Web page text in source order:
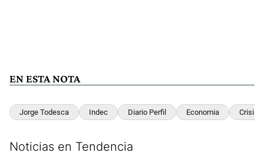
EN ESTA NOTA
Jorge Todesca Indec Diario Perfil Economia Crisis
Noticias en Tendencia